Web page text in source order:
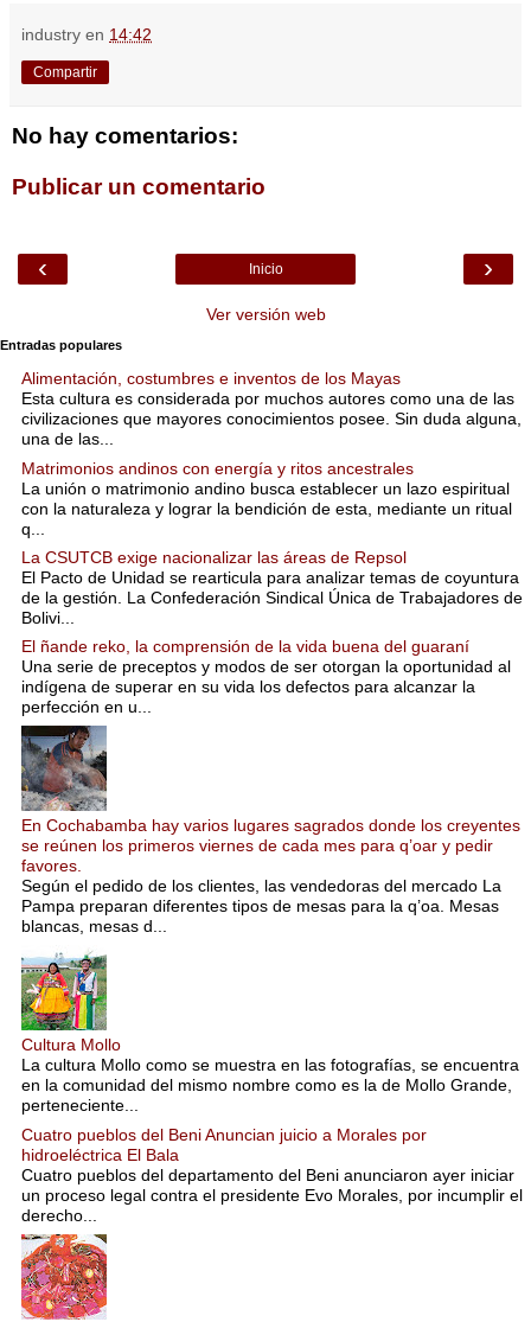
industry en 14:42
Compartir
No hay comentarios:
Publicar un comentario
‹ ›
Inicio
Ver versión web
Entradas populares
Alimentación, costumbres e inventos de los Mayas
Esta cultura es considerada por muchos autores como una de las
civilizaciones que mayores conocimientos posee. Sin duda alguna,
una de las...
Matrimonios andinos con energía y ritos ancestrales
La unión o matrimonio andino busca establecer un lazo espiritual
con la naturaleza y lograr la bendición de esta, mediante un ritual
q...
La CSUTCB exige nacionalizar las áreas de Repsol
El Pacto de Unidad se rearticula para analizar temas de coyuntura
de la gestión. La Confederación Sindical Única de Trabajadores de
Bolivi...
El ñande reko, la comprensión de la vida buena del guaraní
Una serie de preceptos y modos de ser otorgan la oportunidad al
indígena de superar en su vida los defectos para alcanzar la
perfección en u...
En Cochabamba hay varios lugares sagrados donde los creyentes
se reúnen los primeros viernes de cada mes para q’oar y pedir
favores.
Según el pedido de los clientes, las vendedoras del mercado La
Pampa preparan diferentes tipos de mesas para la q’oa. Mesas
blancas, mesas d...
Cultura Mollo
La cultura Mollo como se muestra en las fotografías, se encuentra
en la comunidad del mismo nombre como es la de Mollo Grande,
perteneciente...
Cuatro pueblos del Beni Anuncian juicio a Morales por
hidroeléctrica El Bala
Cuatro pueblos del departamento del Beni anunciaron ayer iniciar
un proceso legal contra el presidente Evo Morales, por incumplir el
derecho...